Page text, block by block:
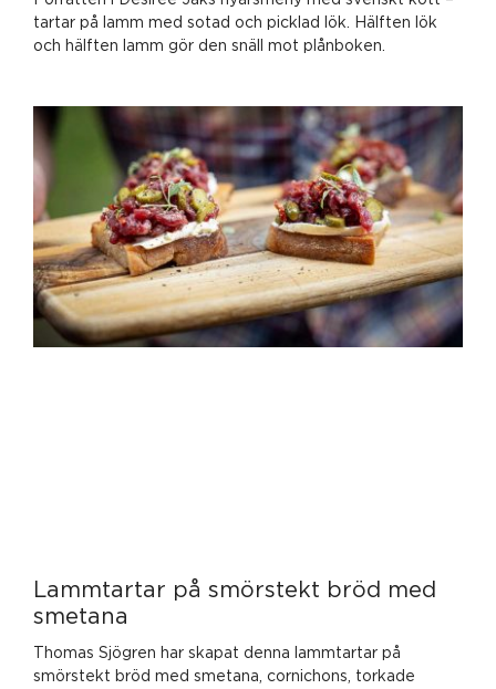
tartar på lamm med sotad och picklad lök. Hälften lök
och hälften lamm gör den snäll mot plånboken.
Lammtartar på smörstekt bröd med
smetana
Thomas Sjögren har skapat denna lammtartar på
smörstekt bröd med smetana, cornichons, torkade